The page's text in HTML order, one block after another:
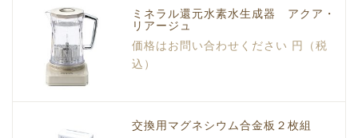
ミネラル還元水素水生成器 アクア・
リアージュ
価格はお問い合わせください 円（税
込）
交換用マグネシウム合金板２枚組